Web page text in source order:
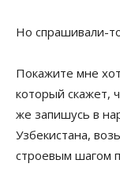
Но спрашивали-
Покажите мне
который скажет,
же запишусь в
Узбекистана,
строевым шагом